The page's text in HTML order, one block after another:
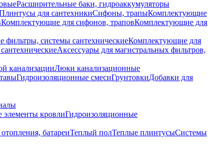
Расширительные баки, гидроаккумуляторы
для сантехникиСифоны, трапыКомплектующие
Комплектующие для сифонов, траповКомплектующие для
фильтры, системы сантехническиеКомплектующие для
Аксессуары для магистральных фильтров,
канализацииЛюки канализационные
Гидроизоляционные смесиГрунтовкиДобавки для
элементы кровлиГидроизоляционные
батареиТеплый полТеплые плинтусыСистемы